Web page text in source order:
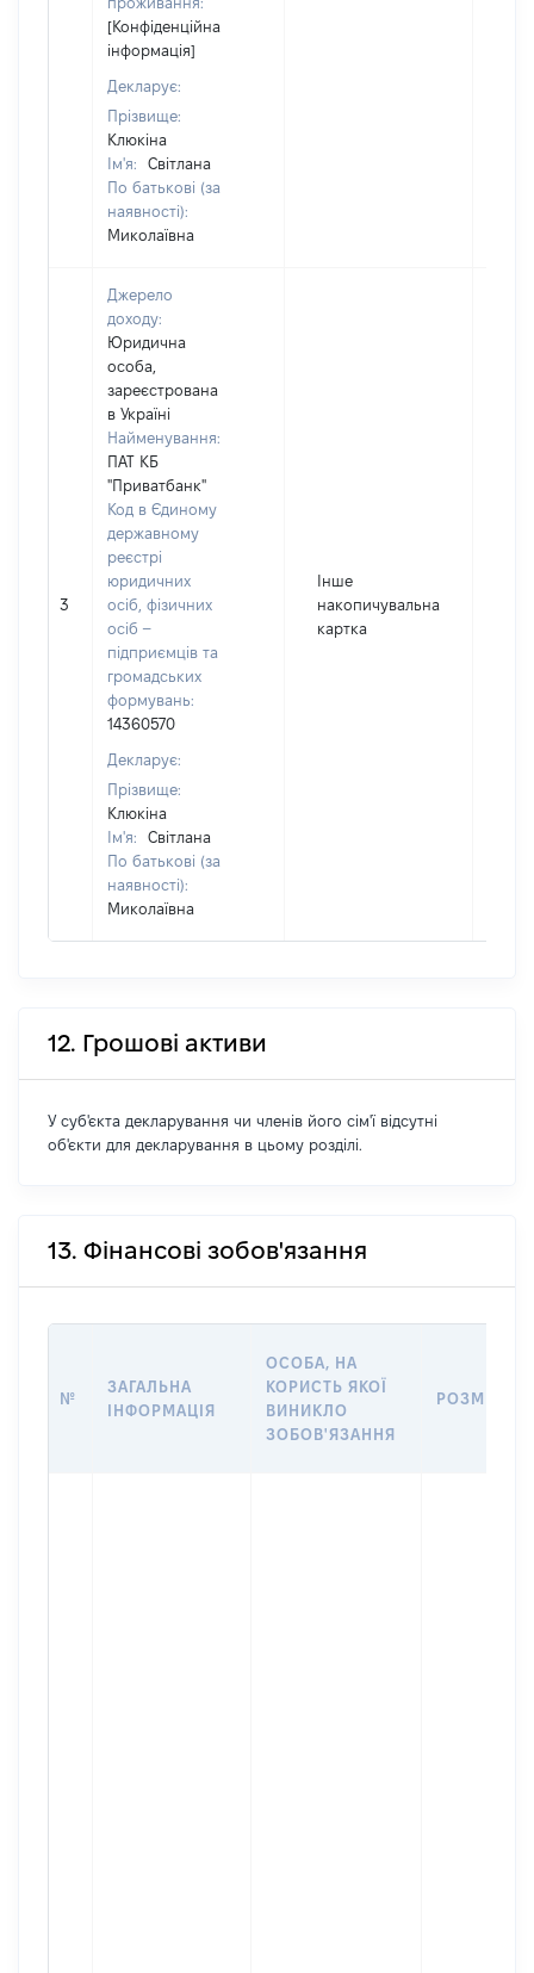
[Конфіденційна
інформація]
Декларує:
Прізвище:
Клюкіна
Ім'я:
Світлана
По батькові (за
наявності):
Миколаївна
3
Джерело
доходу:
Юридична
особа,
зареєстрована
в Україні
Найменування:
ПАТ КБ
"Приватбанк"
Код в Єдиному
державному
реєстрі
юридичних
осіб, фізичних
осіб –
підприємців та
громадських
формувань:
14360570
Декларує:
Прізвище:
Клюкіна
Ім'я:
Світлана
По батькові (за
наявності):
Миколаївна
Інше
накопичувальна
картка
12. Грошові активи
У суб'єкта декларування чи членів його сім'ї відсутні
об'єкти для декларування в цьому розділі.
13. Фінансові зобов'язання
№
ЗАГАЛЬНА
ІНФОРМАЦІЯ
ОСОБА, НА
КОРИСТЬ ЯКОЇ
ВИНИКЛО
ЗОБОВ'ЯЗАННЯ
РОЗМІР